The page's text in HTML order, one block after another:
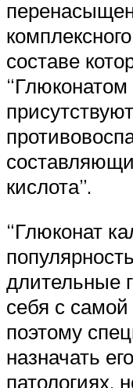
составе
“Глюконатом
кислота”.
“Глюконат
длительные
себя с
поэтому
назначать